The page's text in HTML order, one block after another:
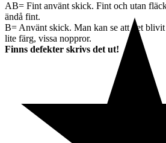
AB= Fint använt skick. Fint och utan
ändå fint.
B= Använt skick. Man kan se att det
lite färg, vissa noppror.
Finns defekter skrivs det ut!